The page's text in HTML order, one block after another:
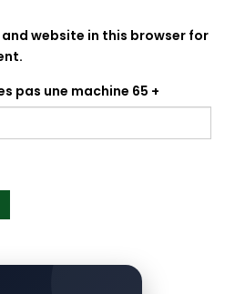
and website in this browser for
pas une machine 65 +